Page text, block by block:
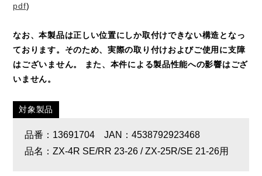
pdf)
なお、本製品は正しい位置にしか取付けできない構造となっ
ております。そのため、実際の取り付けおよびご使用に支障
はございません。 また、本件による製品性能への影響はござ
いません。
対象製品
品番：13691704 JAN：4538792923468
品名：ZX-4R SE/RR 23-26 / ZX-25R/SE 21-26用